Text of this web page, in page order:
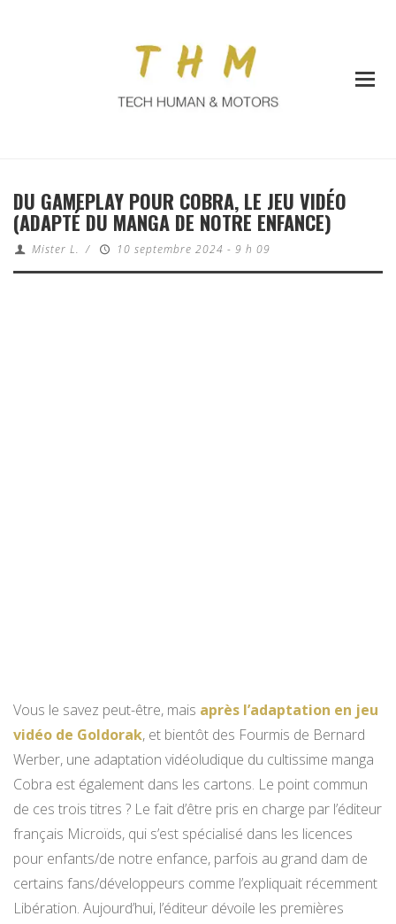
DU GAMEPLAY POUR COBRA, LE JEU VIDÉO
(ADAPTÉ DU MANGA DE NOTRE ENFANCE)
Mister L. / 10 septembre 2024 - 9 h 09
Vous le savez peut-être, mais après l’adaptation en jeu
vidéo de Goldorak, et bientôt des Fourmis de Bernard
Werber, une adaptation vidéoludique du cultissime manga
Cobra est également dans les cartons. Le point commun
de ces trois titres ? Le fait d’être pris en charge par l’éditeur
français Microïds, qui s’est spécialisé dans les licences
pour enfants/de notre enfance, parfois au grand dam de
certains fans/développeurs comme l’expliquait récemment
Libération. Aujourd’hui, l’éditeur dévoile les premières